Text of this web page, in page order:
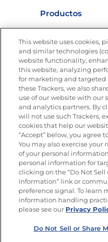
Productos
Nutrición
Únete a La
Recibe Nuevas
Email
SÍGUENOS EN
This website uses cookies,
and similar technologies
website functionality,
this website, analyzing
for marketing and targeted
these Trackers, we also
use of our website with our
and analytics partners. By
will not use such Trackers,
cookies that help our
“Accept” below, you agree
You may also exercise
of your personal
personal information for
clicking on the “Do Not Sell
Information” link or
preference signal. To learn
information handling
please see our Privacy
Do Not Sell or Share